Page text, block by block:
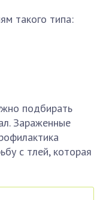
такого типа:
подбирать
Зараженные
с тлей, которая